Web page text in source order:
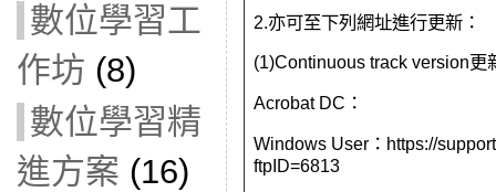
數位學習工
作坊 (8)
數位學習精
進方案 (16)
2.亦可至下列網址進行更新：
(1)Continuous track version
Acrobat DC：
Windows User：https://
ftpID=6813